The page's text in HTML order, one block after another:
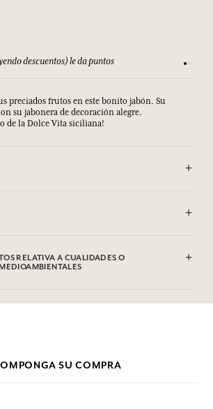
descuentos) le da puntos
preciados frutos en este bonito jabón. Su
su jabonera de decoración alegre.
de la Dolce Vita siciliana!
BIEN CON AGUA.
Acid, Glycerin, Sodium Chloride,
Linalool, Limonene, Hydroxycitronellal,
RELATIVA A CUALIDADES O
cualidades o características medioambientales
SU COMPRA